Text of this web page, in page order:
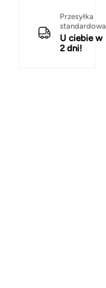
Przesyłka
standardowa
U ciebie w
2 dni!